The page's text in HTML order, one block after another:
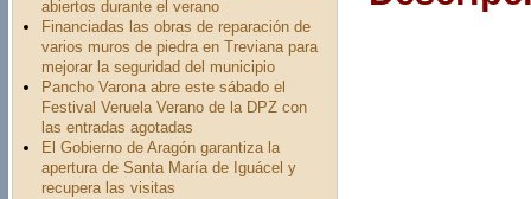
abiertos durante el verano
Financiadas las obras de reparación de
varios muros de piedra en Treviana para
mejorar la seguridad del municipio
Pancho Varona abre este sábado el
Festival Veruela Verano de la DPZ con
las entradas agotadas
El Gobierno de Aragón garantiza la
apertura de Santa María de Iguácel y
recupera las visitas